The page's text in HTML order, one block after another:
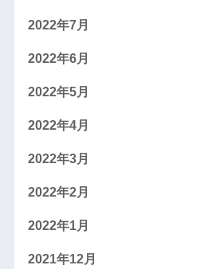
2022年7月
2022年6月
2022年5月
2022年4月
2022年3月
2022年2月
2022年1月
2021年12月